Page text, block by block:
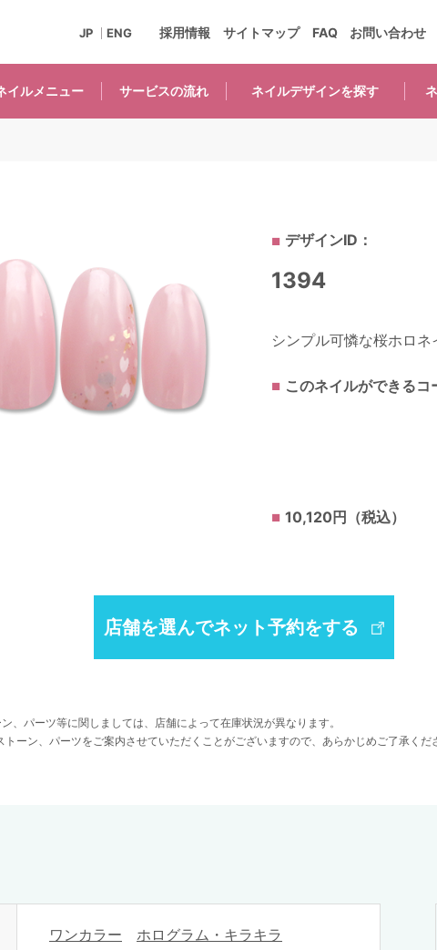
イルメニュー サービスの流れ ネイルデザインを探す
採用情報 サイトマップ FAQ お問い合わせ
JP ENG
デザインID：
1394
シンプル可憐な桜ホロネ
このネイルができるコ
10,120円（税込）
店舗を選んでネット予約をする
、パーツ等に関しましては、店舗によって在庫状況が異なります。
ーン、パーツをご案内させていただくことがございますので、あらかじめご了承くだ
ワンカラー ホログラム・キラキラ